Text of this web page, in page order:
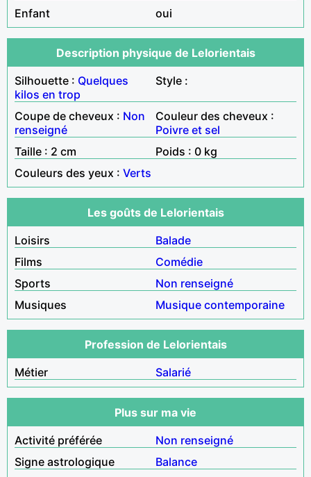
Enfant
oui
Description physique de Lelorientais
Silhouette : Quelques
kilos en trop
Style :
Coupe de cheveux : Non
renseigné
Couleur des cheveux :
Poivre et sel
Taille : 2 cm
Poids : 0 kg
Couleurs des yeux : Verts
Les goûts de Lelorientais
Loisirs
Balade
Films
Comédie
Sports
Non renseigné
Musiques
Musique contemporaine
Profession de Lelorientais
Métier
Salarié
Plus sur ma vie
Activité préférée
Non renseigné
Signe astrologique
Balance